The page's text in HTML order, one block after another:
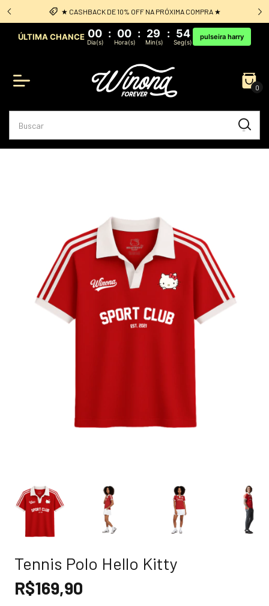
★ CASHBACK DE 10% OFF NA PRÓXIMA COMPRA ★ Frete
ÚLTIMA CHANCE 00 : 00 : 29 : 54
Dia(s) Hora(s) Min(s) Seg(s)
pulseira harry
0
Tennis Polo Hello Kitty
R$169,90